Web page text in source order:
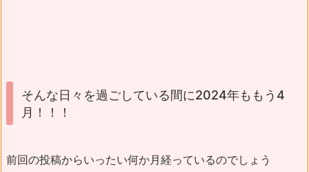
そんな日々を過ごしている間に2024年ももう4
月！！！
前回の投稿からいったい何か月経っているのでしょう